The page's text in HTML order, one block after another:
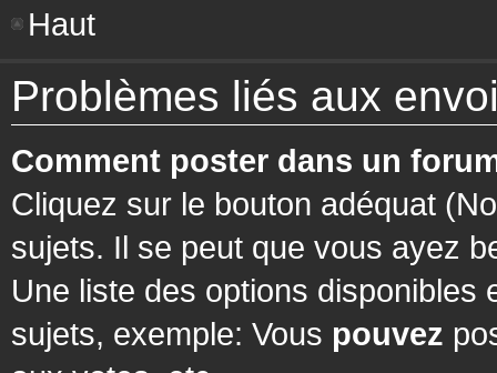
Haut
Problèmes liés aux
Comment poster dans un
Cliquez sur le bouton adéquat
sujets. Il se peut que vous ayez
Une liste des options
sujets, exemple: Vous pouvez